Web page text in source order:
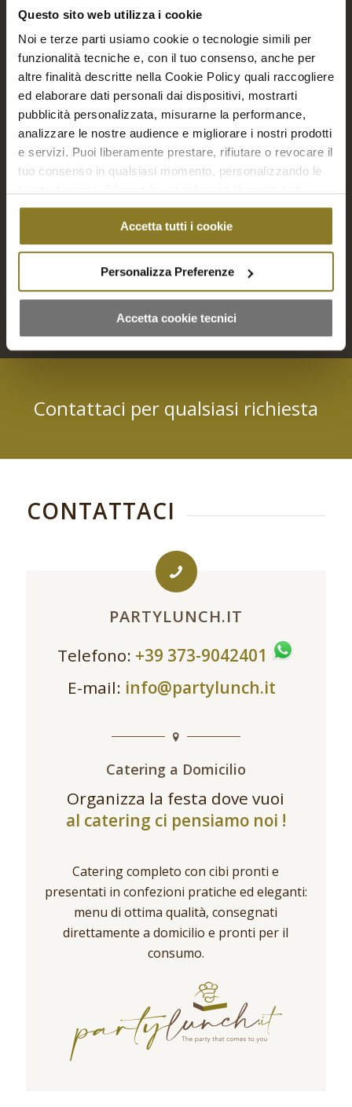
Questo sito web utilizza i cookie
Noi e terze parti usiamo cookie o tecnologie simili per
funzionalità tecniche e, con il tuo consenso, anche per
altre finalità descritte nella Cookie Policy quali raccogliere
ed elaborare dati personali dai dispositivi, mostrarti
pubblicità personalizzata, misurarne la performance,
analizzare le nostre audience e migliorare i nostri prodotti
e servizi. Puoi liberamente prestare, rifiutare o revocare il
tuo consenso in qualsiasi momento, personalizzando le
cookie" acconsenti all'uso di tali tecnologie per tutte le
finalità indicate. Cliccando sul pulsante "Accetta cookie
tecnici" acconsenti all'uso dei soli cookie tecnici.
Accetta tutti i cookie
Personalizza Preferenze
Accetta cookie tecnici
Festa Bimbi al pomeriggio | 10/15 bimbi
Contattaci per qualsiasi richiesta
CONTATTACI
PARTYLUNCH.IT
Telefono: +39 373-9042401
E-mail: info@partylunch.it
Catering a Domicilio
Organizza la festa dove vuoi
al catering ci pensiamo noi !
Catering completo con cibi pronti e
presentati in confezioni pratiche ed eleganti:
menu di ottima qualità, consegnati
direttamente a domicilio e pronti per il
consumo.